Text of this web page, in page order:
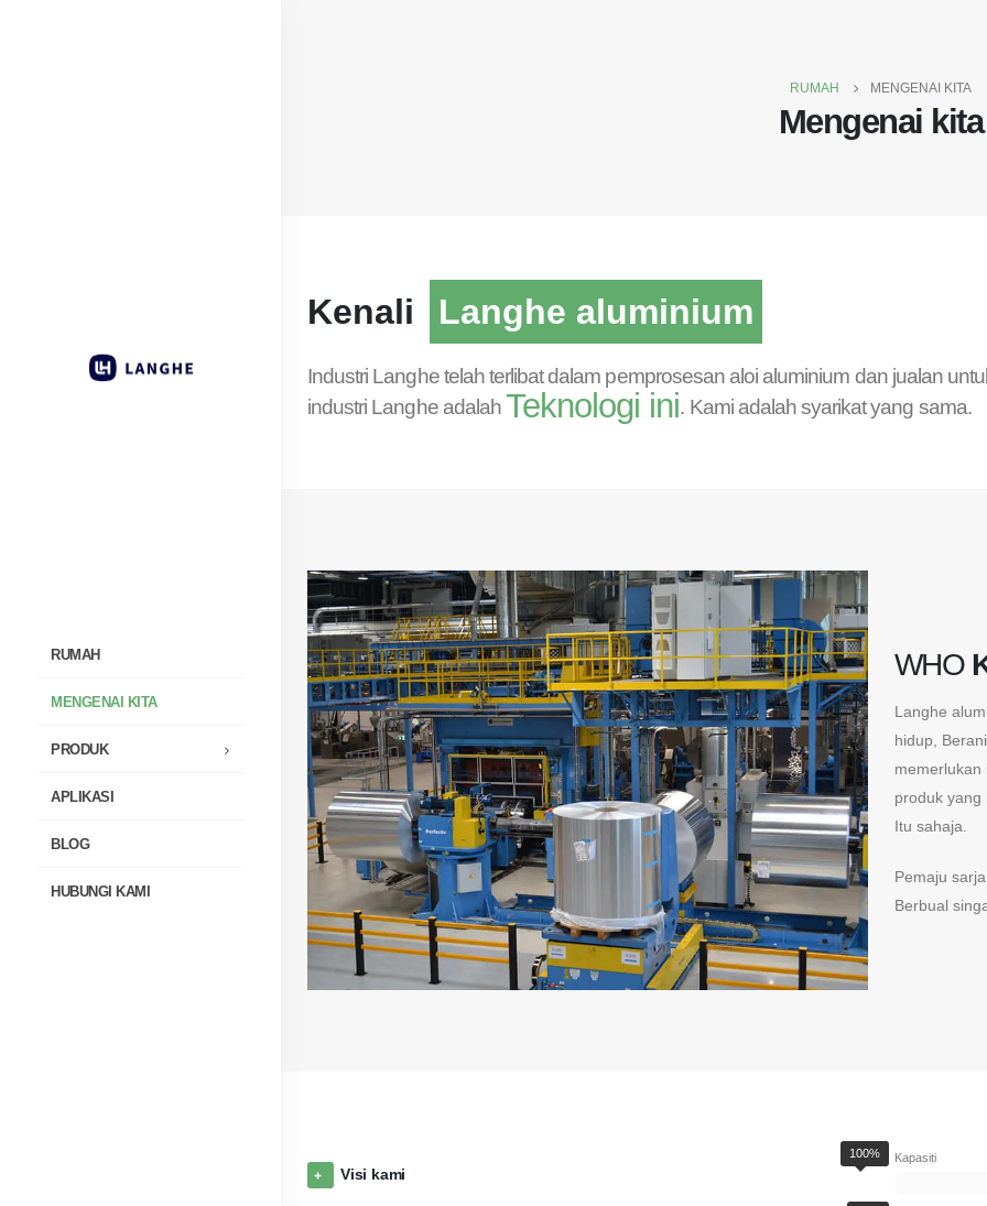
RUMAH
MENGENAI KITA
PRODUK
APLIKASI
BLOG
HUBUNGI KAMI
RUMAH MENGENAI KITA
Mengenai kita
Kenali Langhe aluminium
Industri Langhe telah terlibat dalam pemprosesan aloi aluminium dan jualan
industri Langhe adalahTeknologi ini. Kami adalah syarikat yang sama.
WHO
Langhe
hidup,
memerlukan
produk yang
Itu sahaja.
Pemaju
Berbual
Visi kami
Kapasiti
100%